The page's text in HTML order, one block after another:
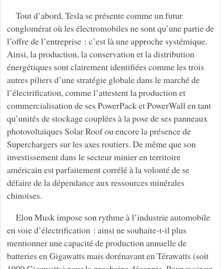
Tout d’abord, Tesla se présente comme un futur
conglomérat où les électromobiles ne sont qu’une partie de
l’offre de l’entreprise : c’est là une approche systémique.
Ainsi, la production, la conservation et la distribution
énergétiques sont clairement identifiées comme les trois
autres piliers d’une stratégie globale dans le marché de
l’électrification, comme l’attestent la production et
commercialisation de ses PowerPack et PowerWall en tant
qu’unités de stockage couplées à la pose de ses panneaux
photovoltaïques Solar Roof ou encore la présence de
Superchargers sur les axes routiers. De même que son
investissement dans le secteur minier en territoire
américain est parfaitement corrélé à la volonté de se
défaire de la dépendance aux ressources minérales
chinoises.
Elon Musk impose son rythme à l’industrie automobile
en voie d’électrification : ainsi ne souhaite-t-il plus
mentionner une capacité de production annuelle de
batteries en Gigawatts mais dorénavant en Térawatts (soit